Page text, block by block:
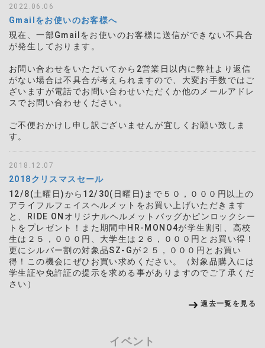
2022.06.06
Gmailをお使いのお客様へ
現在、一部Gmailをお使いのお客様に送信ができない不具合
が発生しております。
お問い合わせをいただいてから2営業日以内に弊社より返信
がない場合は不具合が考えられますので、大変お手数ではご
ざいますが電話でお問い合わせいただくか他のメールアドレ
スでお問い合わせください。
ご不便おかけし申し訳ございませんが宜しくお願い致しま
す。
2018.12.07
2018クリスマスセール
12/8(土曜日)から12/30(日曜日)まで５０，０００円以上の
アライフルフェイスヘルメットをお買い上げいただきます
と、RIDE ONオリジナルヘルメットバッグかピンロックシー
トをプレゼント！また期間中HR-MONO4が学生割引、高校
生は２５，０００円、大学生は２６，０００円とお買い得！
更にシルバー割の対象品SZ-Gが２５，０００円とお買い
得！この機会にぜひお買い求めください。（対象品購入には
学生証や免許証の提示を求める事がありますのでご了承くだ
さい）
過去一覧を見る
イベント